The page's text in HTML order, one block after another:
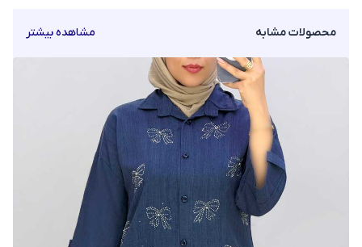
محصولات مشابه مشاهده بیشتر